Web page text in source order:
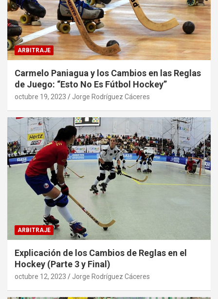
ARBITRAJE
Carmelo Paniagua y los Cambios en las Reglas
de Juego: “Esto No Es Fútbol Hockey”
octubre 19, 2023 Jorge Rodríguez Cáceres
ARBITRAJE
Explicación de los Cambios de Reglas en el
Hockey (Parte 3 y Final)
octubre 12, 2023 Jorge Rodríguez Cáceres